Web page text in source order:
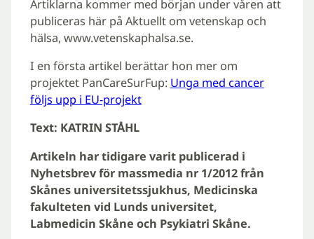
Artiklarna kommer med början under våren att
publiceras här på Aktuellt om vetenskap och
hälsa, www.vetenskaphalsa.se.
I en första artikel berättar hon mer om
projektet PanCareSurFup: Unga med cancer
följs upp i EU-projekt
Text: KATRIN STÅHL
Artikeln har tidigare varit publicerad i
Nyhetsbrev för massmedia nr 1/2012 från
Skånes universitetssjukhus, Medicinska
fakulteten vid Lunds universitet,
Labmedicin Skåne och Psykiatri Skåne.